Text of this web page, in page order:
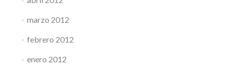
marzo 2012
febrero 2012
enero 2012